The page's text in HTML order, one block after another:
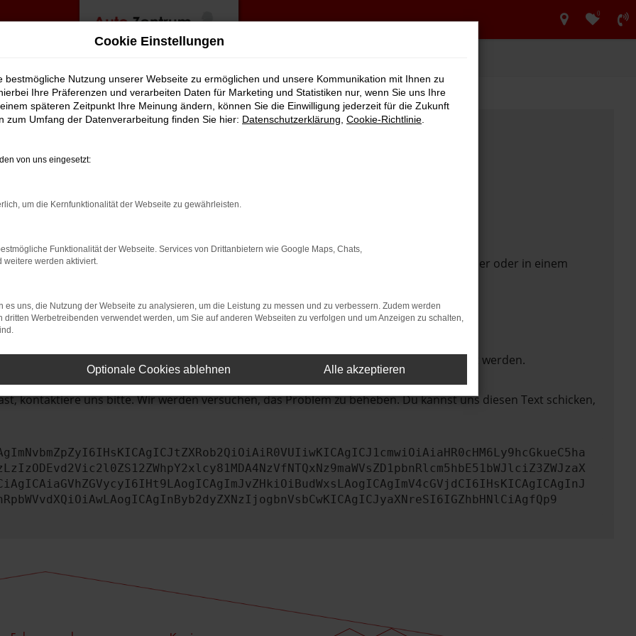
0
das Laden bestimmter Seiten verhindern. Funktioniert die Seite in einem anderen Browser oder in einem
zu beheben.
auf dem neuesten Stand sind.
sondern kann auch dazu führen, dass bestimmte Funktionen nicht mehr unterstützt werden.
kontaktiere uns bitte. Wir werden versuchen, das Problem zu beheben. Du kannst uns diesen Text schicken,
Cookie Einstellungen
bestmögliche Nutzung unserer Webseite zu ermöglichen und unsere Kommunikation mit Ihnen zu
Ihre Präferenzen und verarbeiten Daten für Marketing und Statistiken nur, wenn Sie uns Ihre
späteren Zeitpunkt Ihre Meinung ändern, können Sie die Einwilligung jederzeit für die Zukunft
zum Umfang der Datenverarbeitung finden Sie hier: Datenschutzerklärung Cookie-Richtlinie
von uns eingesetzt:
um die Kernfunktionalität der Webseite zu gewährleisten.
Funktionalität der Webseite. Services von Drittanbietern wie Google Maps, Chats,
weitere werden aktiviert.
es uns, die Nutzung der Webseite zu analysieren, um die Leistung zu messen und zu verbessern. Zudem werden
dritten Werbetreibenden verwendet werden, um Sie auf anderen Webseiten zu verfolgen und um Anzeigen zu schalten,
Optionale Cookies ablehnen Alle akzeptieren